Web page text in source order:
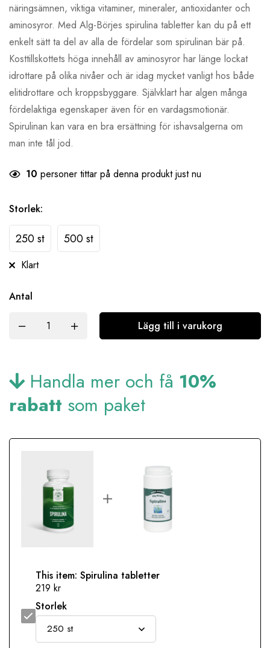
näringsämnen, viktiga vitaminer, mineraler, antioxidanter och
aminosyror. Med Alg-Börjes spirulina tabletter kan du på ett
enkelt sätt ta del av alla de fördelar som spirulinan bär på.
Kosttillskottets höga innehåll av aminosyror har länge lockat
idrottare på olika nivåer och är idag mycket vanligt hos både
elitidrottare och kroppsbyggare. Självklart har algen många
fördelaktiga egenskaper även för en vardagsmotionär.
Spirulinan kan vara en bra ersättning för ishavsalgerna om
man inte tål jod.
10 personer tittar på denna produkt just nu
Storlek:
250 st 500 st
Klart
Antal
Lägg till i varukorg
Handla mer och få 10%
rabatt som paket
Spirulina
tabletter
This item: Spirulina tabletter
219 kr
Storlek